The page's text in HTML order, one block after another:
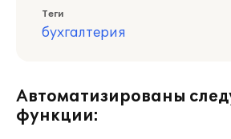
Теги
бухгалтерия
Автоматизированы
функции: